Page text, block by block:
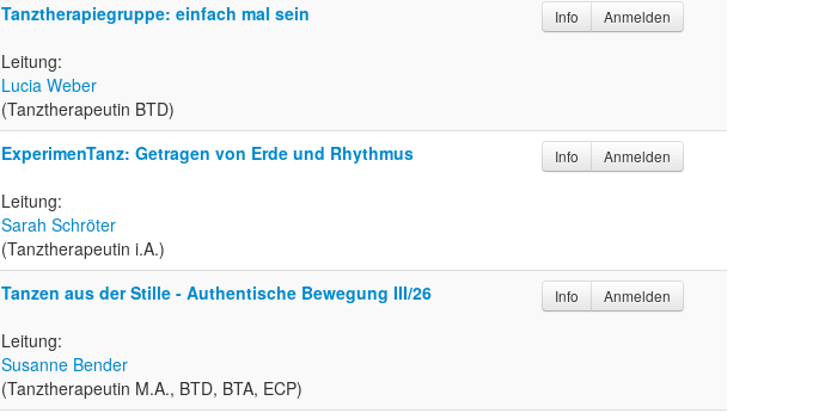
Tanztherapiegruppe: einfach mal sein
Leitung:
Lucia Weber
(Tanztherapeutin BTD)
Info Anmelden
ExperimenTanz: Getragen von Erde und Rhythmus
Leitung:
Sarah Schröter
(Tanztherapeutin i.A.)
Info Anmelden
Tanzen aus der Stille - Authentische Bewegung III/26
Leitung:
Susanne Bender
(Tanztherapeutin M.A., BTD, BTA, ECP)
Info Anmelden